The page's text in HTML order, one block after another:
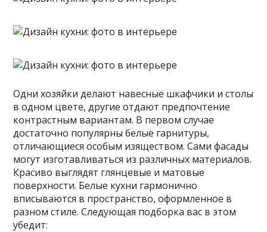
Одни хозяйки делают навесные шкафчики и столы
в одном цвете, другие отдают предпочтение
контрастным вариантам. В первом случае
достаточно популярны белые гарнитуры,
отличающиеся особым изяществом. Сами фасады
могут изготавливаться из различных материалов.
Красиво выглядят глянцевые и матовые
поверхности. Белые кухни гармонично
вписываются в пространство, оформленное в
разном стиле. Следующая подборка вас в этом
убедит: